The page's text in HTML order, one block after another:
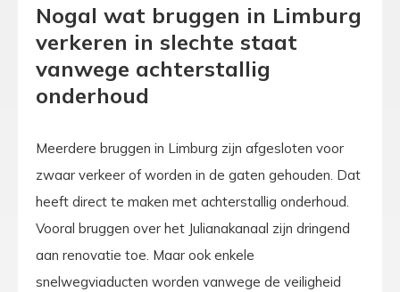
Nogal wat bruggen in Limburg
verkeren in slechte staat
vanwege achterstallig
onderhoud
Meerdere bruggen in Limburg zijn afgesloten voor
zwaar verkeer of worden in de gaten gehouden. Dat
heeft direct te maken met achterstallig onderhoud.
Vooral bruggen over het Julianakanaal zijn dringend
aan renovatie toe. Maar ook enkele
snelwegviaducten worden vanwege de veiligheid